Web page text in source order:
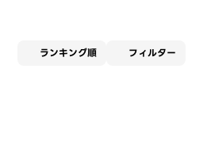
ランキング順 フィルター